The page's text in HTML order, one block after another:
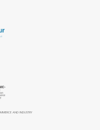
AND INDUSTRY